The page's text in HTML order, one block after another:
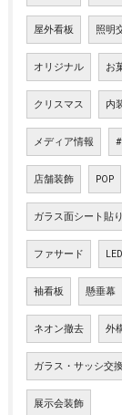
屋外看板 照明
オリジナル お
クリスマス 内
メディア情報
店舗装飾 POP
ガラス面シート貼り
ファサード
袖看板 懸垂幕
ネオン撤去 外
ガラス・サッシ交
展示会装飾